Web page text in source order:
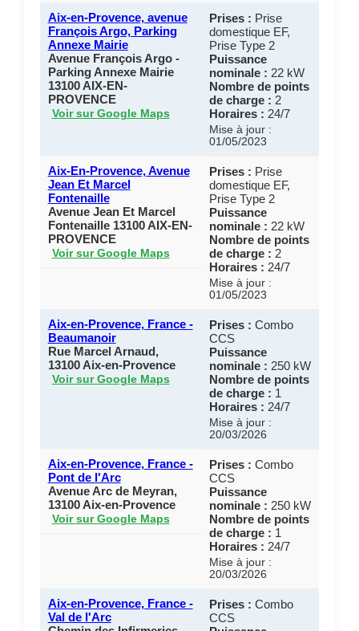
Aix-en-Provence, avenue
François Argo, Parking
Annexe Mairie
Avenue François Argo -
Parking Annexe Mairie
13100 AIX-EN-
PROVENCE
Voir sur Google Maps
Prises : Prise
domestique EF,
Prise Type 2
Puissance
nominale : 22 kW
Nombre de points
de charge : 2
Horaires : 24/7
Mise à jour :
01/05/2023
Aix-En-Provence, Avenue
Jean Et Marcel
Fontenaille
Avenue Jean Et Marcel
Fontenaille 13100 AIX-EN-
PROVENCE
Voir sur Google Maps
Prises : Prise
domestique EF,
Prise Type 2
Puissance
nominale : 22 kW
Nombre de points
de charge : 2
Horaires : 24/7
Mise à jour :
01/05/2023
Aix-en-Provence, France -
Beaumanoir
Rue Marcel Arnaud,
13100 Aix-en-Provence
Voir sur Google Maps
Prises : Combo
CCS
Puissance
nominale : 250 kW
Nombre de points
de charge : 1
Horaires : 24/7
Mise à jour :
20/03/2026
Aix-en-Provence, France -
Pont de l'Arc
Avenue Arc de Meyran,
13100 Aix-en-Provence
Voir sur Google Maps
Prises : Combo
CCS
Puissance
nominale : 250 kW
Nombre de points
de charge : 1
Horaires : 24/7
Mise à jour :
20/03/2026
Aix-en-Provence, France -
Val de l'Arc
Prises : Combo
CCS